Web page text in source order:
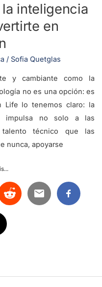
inteligencia
en
/ Sofia Quetglas
y cambiante como la
no es una opción: es
Life lo tenemos claro: la
impulsa no solo a las
técnico que las
nunca, apoyarse